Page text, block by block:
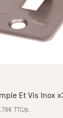
€ TTC/m2
Et Vis Inox
€ TTC/p.